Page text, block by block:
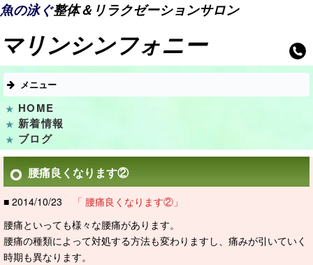
魚の泳ぐ整体＆リラクゼーションサロン
マリンシンフォニー
メニュー
HOME
新着情報
ブログ
腰痛良くなります②
■ 2014/10/23
「 腰痛良くなります②」
腰痛といっても様々な腰痛があります。
腰痛の種類によって対処する方法も変わりますし、痛みが引いていく
時期も異なります。